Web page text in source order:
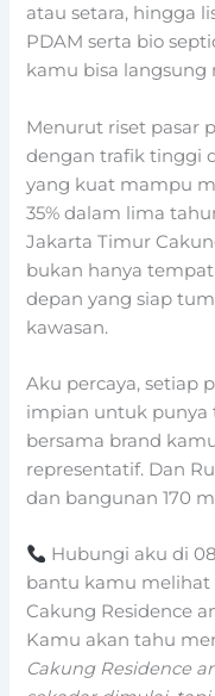
atau setara, hingga
PDAM serta bio
kamu bisa langsung
Menurut riset pasar
dengan trafik tinggi
yang kuat mampu
35% dalam lima
Jakarta Timur
bukan hanya
depan yang siap
kawasan.
Aku percaya, setiap
impian untuk punya
bersama brand
representatif. Dan
dan bangunan 170
Hubungi aku di
bantu kamu melihat
Cakung Residence
Kamu akan tahu
Cakung Residence